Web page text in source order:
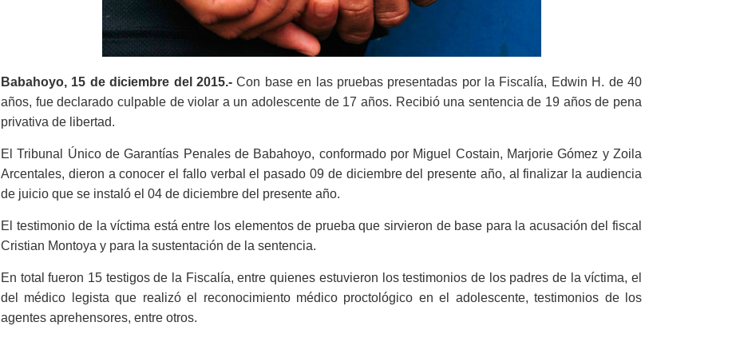
Babahoyo, 15 de diciembre del 2015.-Con base en las pruebas presentadas por la Fiscalía, Edwin H. de 40
años, fue declarado culpable de violar a un adolescente de 17 años. Recibió una sentencia de 19 años de pena
privativa de libertad.
El Tribunal Único de Garantías Penales de Babahoyo, conformado por Miguel Costain, Marjorie Gómez y Zoila
Arcentales, dieron a conocer el fallo verbal el pasado 09 de diciembre del presente año, al finalizar la audiencia
de juicio que se instaló el 04 de diciembre del presente año.
El testimonio de la víctima está entre los elementos de prueba que sirvieron de base para la acusación del fiscal
Cristian Montoya y para la sustentación de la sentencia.
En total fueron 15 testigos de la Fiscalía, entre quienes estuvieron los testimonios de los padres de la víctima, el
del médico legista que realizó el reconocimiento médico proctológico en el adolescente, testimonios de los
agentes aprehensores, entre otros.